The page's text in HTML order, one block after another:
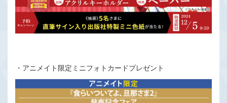
・アニメイト限定ミニフォトカードプレゼント